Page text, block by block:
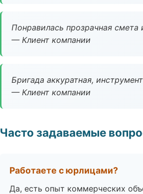
Понравилась прозрачная смета
— Клиент компании
Бригада аккуратная,
— Клиент компании
Часто задаваемые
Работаете с юрлицами?
Да, есть опыт коммерческих